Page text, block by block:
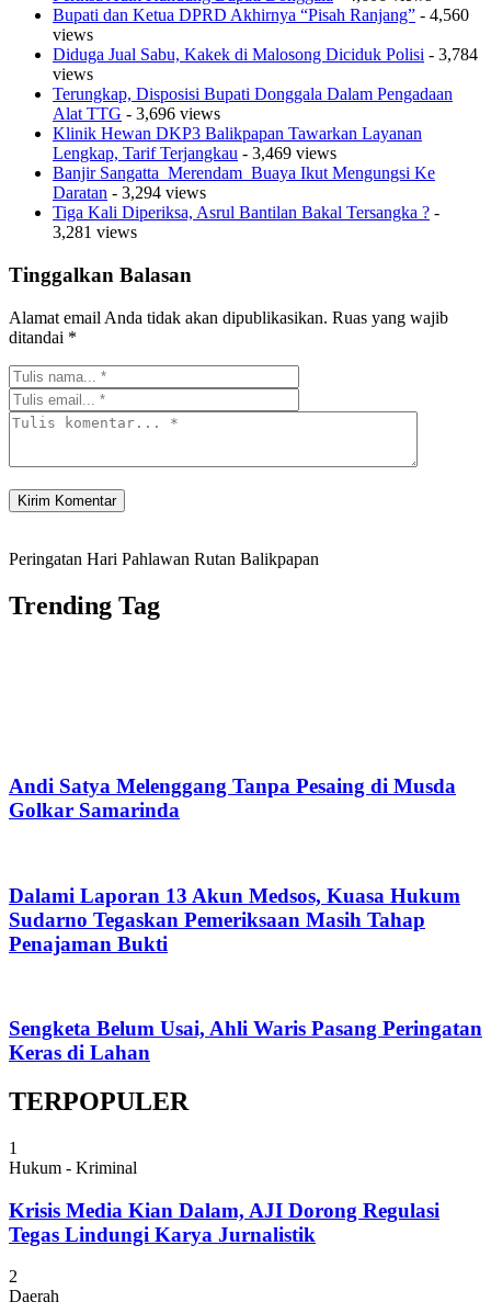
Bupati dan Ketua DPRD Akhirnya “Pisah Ranjang” - 4,560
views
Diduga Jual Sabu, Kakek di Malosong Diciduk Polisi - 3,784
views
Terungkap, Disposisi Bupati Donggala Dalam Pengadaan
Alat TTG - 3,696 views
Klinik Hewan DKP3 Balikpapan Tawarkan Layanan
Lengkap, Tarif Terjangkau - 3,469 views
Banjir Sangatta Merendam Buaya Ikut Mengungsi Ke
Daratan - 3,294 views
Tiga Kali Diperiksa, Asrul Bantilan Bakal Tersangka ? -
3,281 views
Tinggalkan Balasan
Alamat email Anda tidak akan dipublikasikan. Ruas yang wajib
ditandai *
Peringatan Hari Pahlawan Rutan Balikpapan
Trending Tag
Andi Satya Melenggang Tanpa Pesaing di Musda
Golkar Samarinda
Dalami Laporan 13 Akun Medsos, Kuasa Hukum
Sudarno Tegaskan Pemeriksaan Masih Tahap
Penajaman Bukti
Sengketa Belum Usai, Ahli Waris Pasang Peringatan
Keras di Lahan
TERPOPULER
1
Hukum - Kriminal
Krisis Media Kian Dalam, AJI Dorong Regulasi
Tegas Lindungi Karya Jurnalistik
2
Daerah